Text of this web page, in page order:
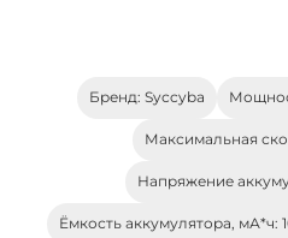
Бренд: Syccyba
Максимальная
Напряжение
Ёмкость аккумулятора, мА*ч: